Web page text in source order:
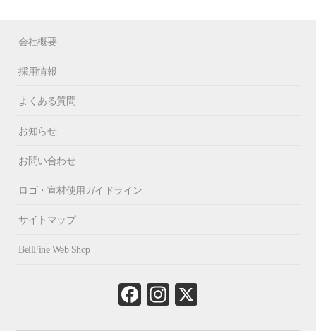
会社概要
採用情報
よくある質問
お知らせ
お問い合わせ
ロゴ・宣材使用ガイドライン
サイトマップ
BellFine Web Shop
Fa
ce
In
st